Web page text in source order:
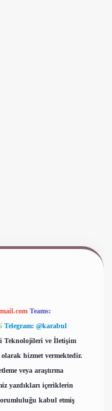
Teams:
Telegram: @karabul
Teknolojileri ve İletişim
hizmet vermektedir.
veya araştırma
yazdıkları içeriklerin
kabul etmiş